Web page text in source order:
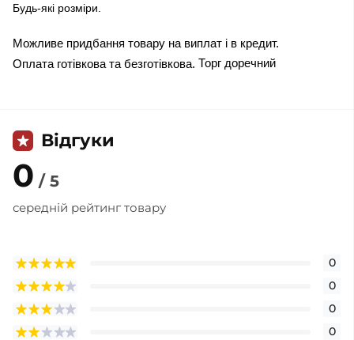
Будь-які розміри.
Можливе придбання товару на виплат і в кредит.
Оплата готівкова та безготівкова. Торг доречний
Відгуки
0 / 5
середній рейтинг товару
0
0
0
0